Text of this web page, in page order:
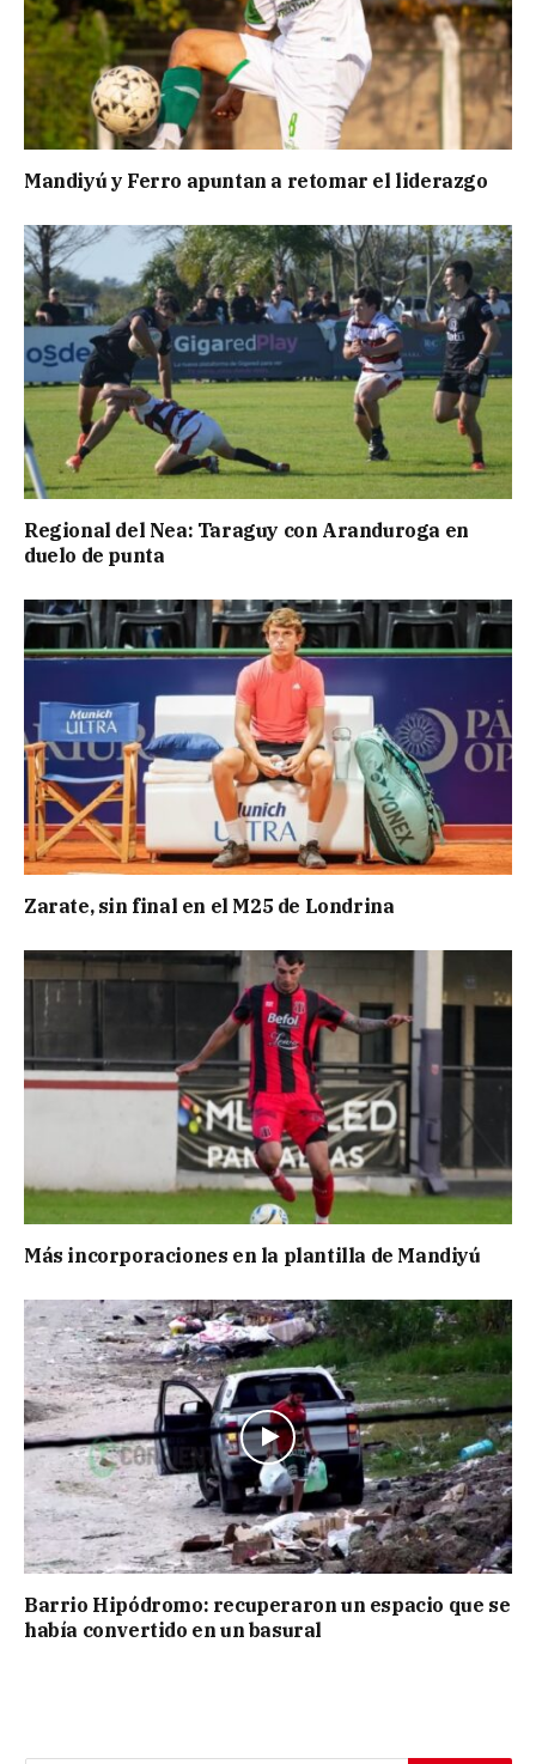
Mandiyú y Ferro apuntan a retomar el liderazgo
Regional del Nea: Taraguy con Aranduroga en
duelo de punta
Zarate, sin final en el M25 de Londrina
Más incorporaciones en la plantilla de Mandiyú
Barrio Hipódromo: recuperaron un espacio que se
había convertido en un basural